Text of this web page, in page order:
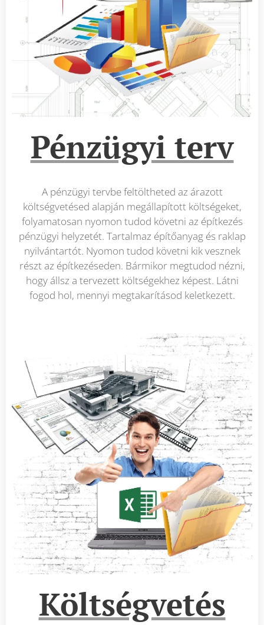
Pénzügyi terv
A pénzügyi tervbe feltöltheted az árazott
költségvetésed alapján megállapított költségeket,
folyamatosan nyomon tudod követni az építkezés
pénzügyi helyzetét. Tartalmaz építőanyag és raklap
nyilvántartót. Nyomon tudod követni kik vesznek
részt az építkezéseden. Bármikor megtudod nézni,
hogy állsz a tervezett költségekhez képest. Látni
fogod hol, mennyi megtakarításod keletkezett.
Költségvetés